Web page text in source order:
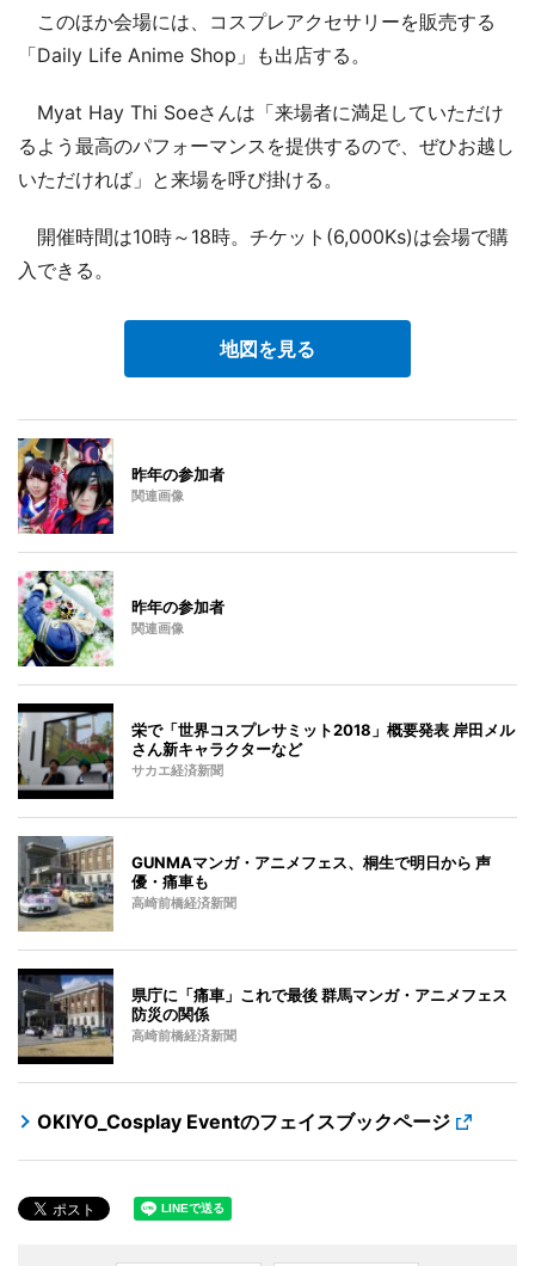
このほか会場には、コスプレアクセサリーを販売する
「Daily Life Anime Shop」も出店する。
Myat Hay Thi Soeさんは「来場者に満足していただけ
るよう最高のパフォーマンスを提供するので、ぜひお越し
いただければ」と来場を呼び掛ける。
開催時間は10時～18時。チケット(6,000Ks)は会場で購
入できる。
地図を見る
昨年の参加者
関連画像
昨年の参加者
関連画像
栄で「世界コスプレサミット2018」概要発表 岸田メル
さん新キャラクターなど
サカエ経済新聞
GUNMAマンガ・アニメフェス、桐生で明日から 声
優・痛車も
高崎前橋経済新聞
県庁に「痛車」これで最後 群馬マンガ・アニメフェス
防災の関係
高崎前橋経済新聞
OKIYO_Cosplay Eventのフェイスブックページ